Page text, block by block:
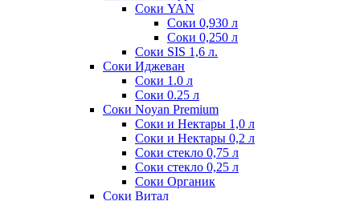
Соки YAN
Соки 0,930 л
Соки 0,250 л
Соки SIS 1,6 л.
Соки Иджеван
Соки 1.0 л
Соки 0.25 л
Соки Noyan Premium
Соки и Нектары 1,0 л
Соки и Нектары 0,2 л
Соки стекло 0,75 л
Соки стекло 0,25 л
Соки Органик
Соки Витал